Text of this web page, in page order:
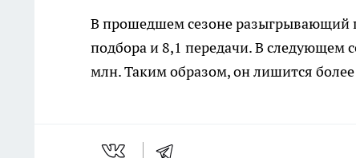
В прошедшем сезоне разыгрывающий
подбора и 8,1 передачи. В следующем
млн. Таким образом, он лишится